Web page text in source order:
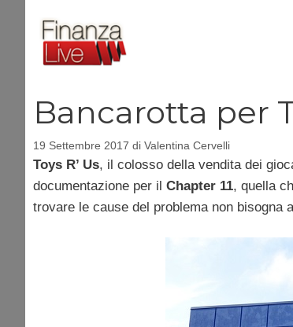
contenuto
Bancarotta per
19 Settembre 2017 di Valentina Cervelli
Toys R’ Us, il colosso della vendita dei
documentazione per il Chapter 11, quella
trovare le cause del problema non bisogna